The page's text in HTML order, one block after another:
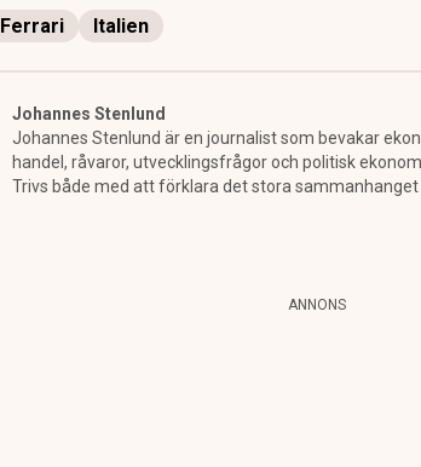
Ferrari Italien
Johannes Stenlund
Johannes Stenlund är en journalist som bevakar
handel, råvaror, utvecklingsfrågor och politisk
Trivs både med att förklara det stora
ANNONS